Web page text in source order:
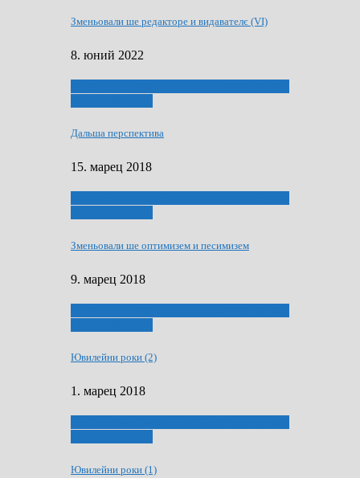
Зменьовали ше редакторе и видавателє (VI)
8. юний 2022
Дальша перспектива
15. марец 2018
Зменьовали ше оптимизем и песимизем
9. марец 2018
Ювилейни роки (2)
1. марец 2018
Ювилейни роки (1)